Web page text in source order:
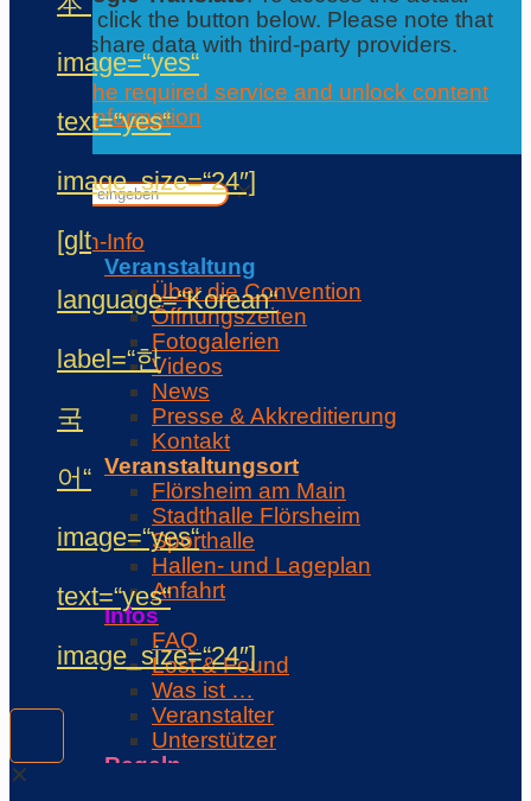
image=“yes“
text=“yes“
image_size=“24″]
[glt
language=“Korean“
label=“한
국
어“
image=“yes“
text=“yes“
image_size=“24″]
✕
content, click the button below. Please note that
this will share data with third-party providers.
Accept the required service and unlock content
Further information
Contact
✕
Con-Info
Veranstaltung
Über die Convention
Öffnungszeiten
Fotogalerien
Videos
News
Presse & Akkreditierung
Kontakt
Veranstaltungsort
Flörsheim am Main
Stadthalle Flörsheim
Sporthalle
Hallen- und Lageplan
Anfahrt
Infos
FAQ
Lost & Found
Was ist …
Veranstalter
Unterstützer
Regeln